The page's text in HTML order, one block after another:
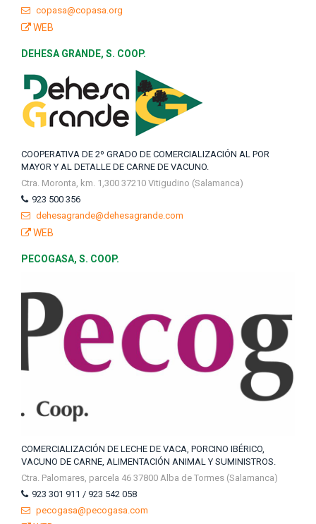
copasa@copasa.org
WEB
DEHESA GRANDE, S. COOP.
COOPERATIVA DE 2º GRADO DE COMERCIALIZACIÓN AL POR
MAYOR Y AL DETALLE DE CARNE DE VACUNO.
Ctra. Moronta, km. 1,300 37210 Vitigudino (Salamanca)
923 500 356
dehesagrande@dehesagrande.com
WEB
PECOGASA, S. COOP.
COMERCIALIZACIÓN DE LECHE DE VACA, PORCINO IBÉRICO,
VACUNO DE CARNE, ALIMENTACIÓN ANIMAL Y SUMINISTROS.
Ctra. Palomares, parcela 46 37800 Alba de Tormes (Salamanca)
923 301 911 / 923 542 058
pecogasa@pecogasa.com